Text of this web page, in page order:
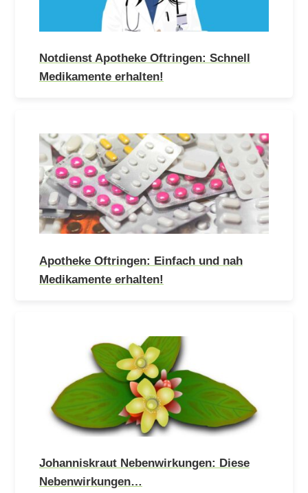
Notdienst Apotheke Oftringen: Schnell
Medikamente erhalten!
Apotheke Oftringen: Einfach und nah
Medikamente erhalten!
Johanniskraut Nebenwirkungen: Diese
Nebenwirkungen…